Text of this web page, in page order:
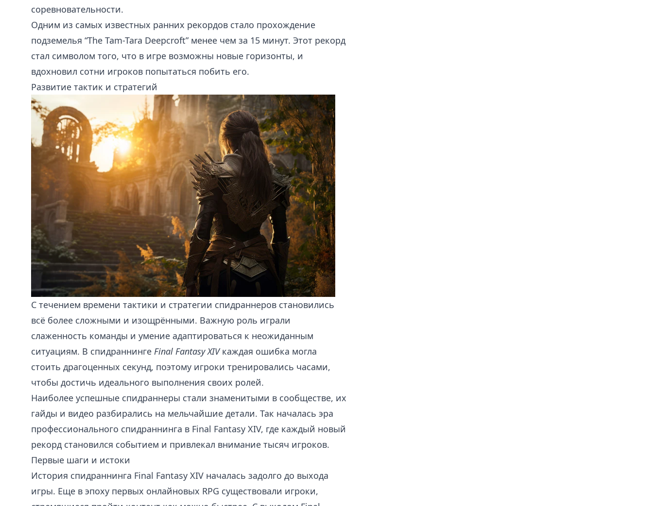
соревновательности.
Одним из самых известных ранних рекордов стало прохождение
подземелья “The Tam-Tara Deepcroft” менее чем за 15 минут. Этот рекорд
стал символом того, что в игре возможны новые горизонты, и
вдохновил сотни игроков попытаться побить его.
Развитие тактик и стратегий
С течением времени тактики и стратегии спидраннеров становились
всё более сложными и изощрёнными. Важную роль играли
слаженность команды и умение адаптироваться к неожиданным
ситуациям. В спидраннинге Final Fantasy XIVкаждая ошибка могла
стоить драгоценных секунд, поэтому игроки тренировались часами,
чтобы достичь идеального выполнения своих ролей.
Наиболее успешные спидраннеры стали знаменитыми в сообществе, их
гайды и видео разбирались на мельчайшие детали. Так началась эра
профессионального спидраннинга в Final Fantasy XIV, где каждый новый
рекорд становился событием и привлекал внимание тысяч игроков.
Первые шаги и истоки
История спидраннинга Final Fantasy XIV началась задолго до выхода
игры. Еще в эпоху первых онлайновых RPG существовали игроки,